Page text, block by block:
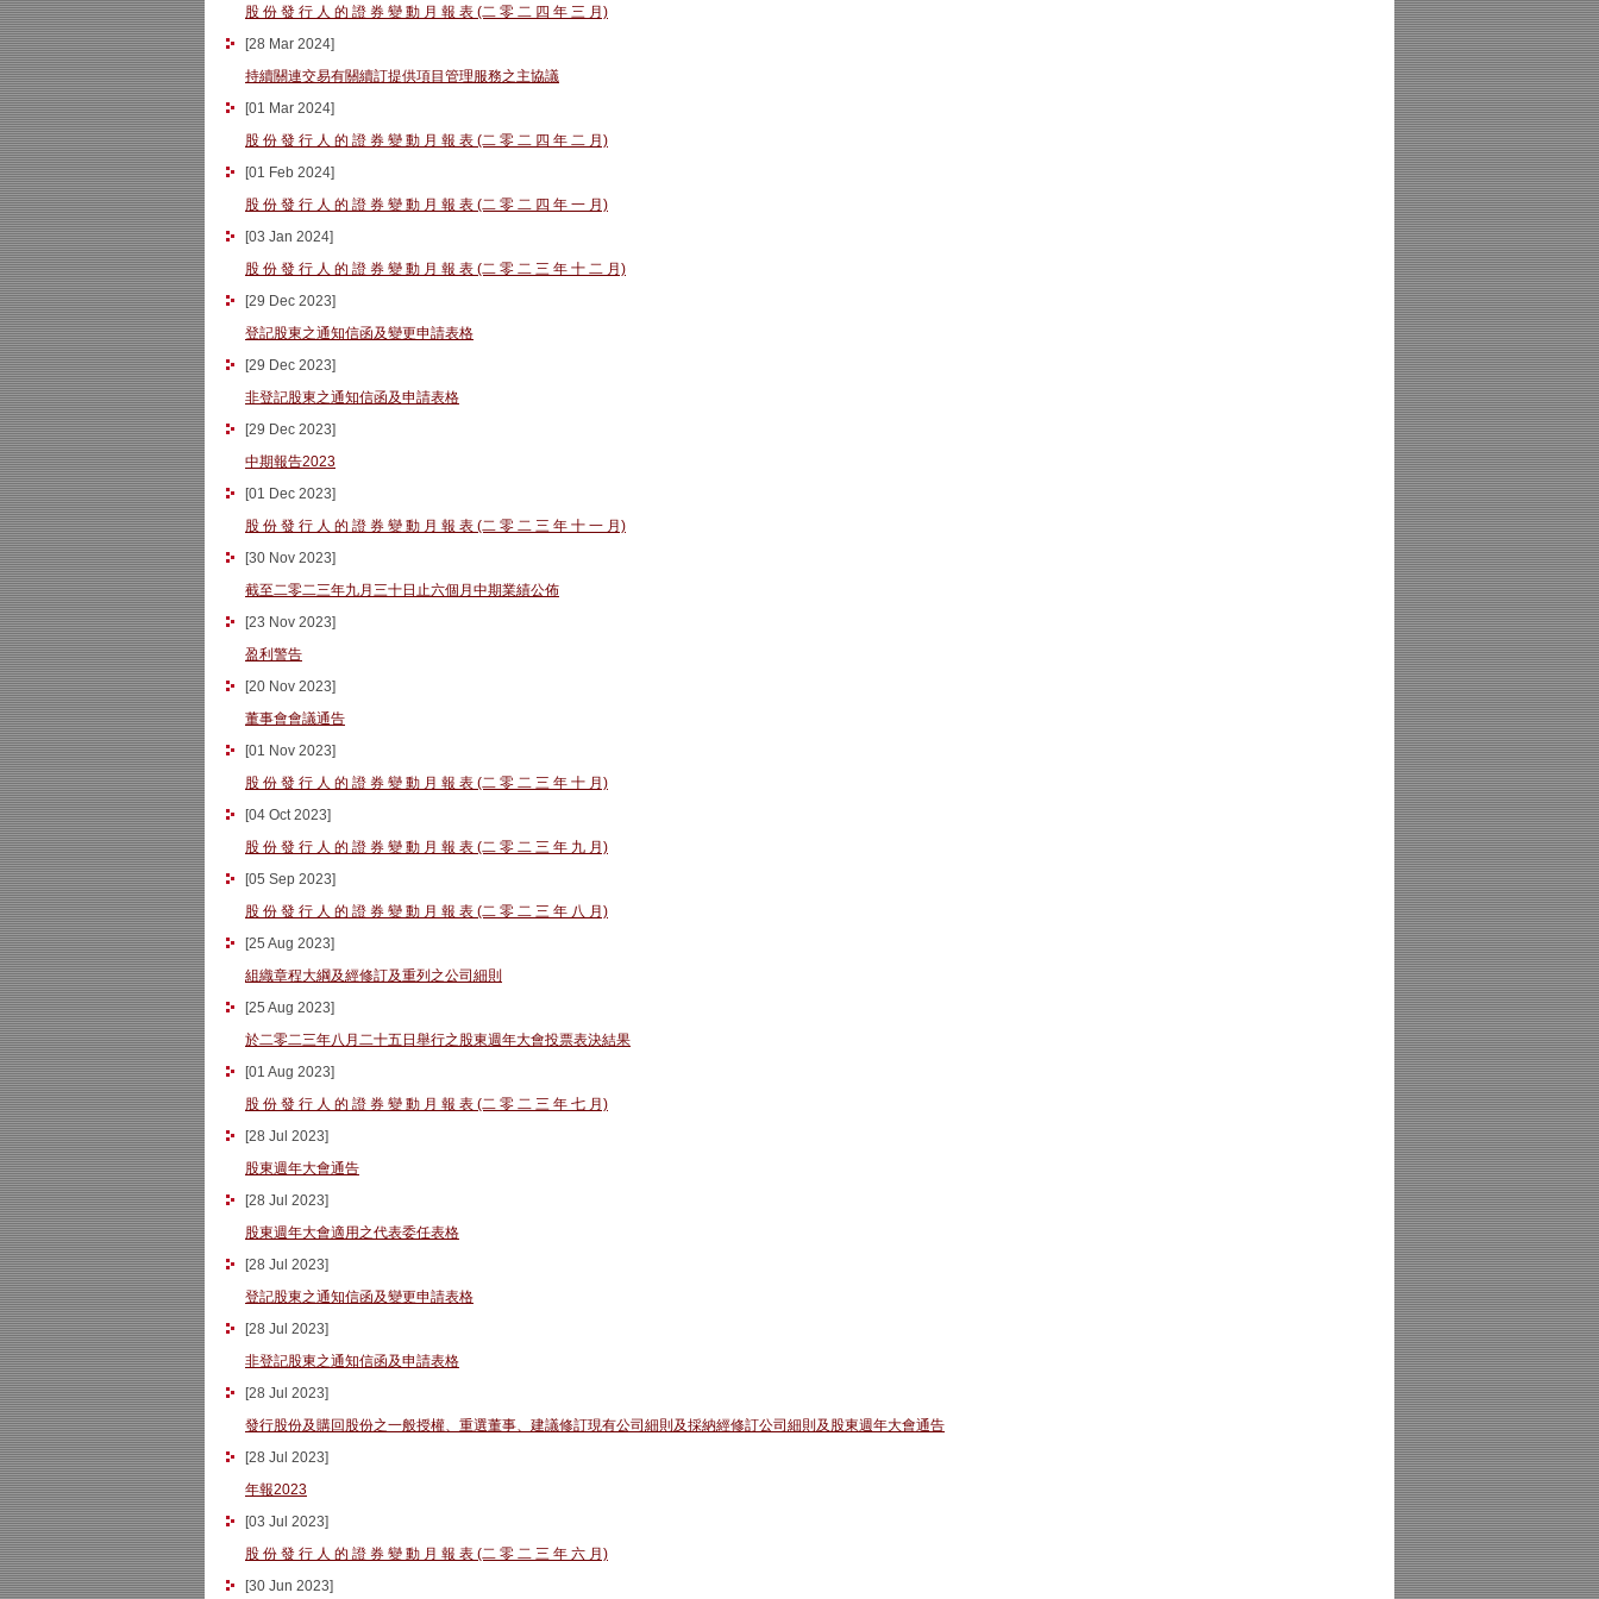
股 份 發 行 人 的 證 券 變 動 月 報 表 (二 零 二 四 年 三 月)
[28 Mar 2024]
持續關連交易有關續訂提供項目管理服務之主協議
[01 Mar 2024]
股 份 發 行 人 的 證 券 變 動 月 報 表 (二 零 二 四 年 二 月)
[01 Feb 2024]
股 份 發 行 人 的 證 券 變 動 月 報 表 (二 零 二 四 年 一 月)
[03 Jan 2024]
股 份 發 行 人 的 證 券 變 動 月 報 表 (二 零 二 三 年 十 二 月)
[29 Dec 2023]
登記股東之通知信函及變更申請表格
[29 Dec 2023]
非登記股東之通知信函及申請表格
[29 Dec 2023]
中期報告2023
[01 Dec 2023]
股 份 發 行 人 的 證 券 變 動 月 報 表 (二 零 二 三 年 十 一 月)
[30 Nov 2023]
截至二零二三年九月三十日止六個月中期業績公佈
[23 Nov 2023]
盈利警告
[20 Nov 2023]
董事會會議通告
[01 Nov 2023]
股 份 發 行 人 的 證 券 變 動 月 報 表 (二 零 二 三 年 十 月)
[04 Oct 2023]
股 份 發 行 人 的 證 券 變 動 月 報 表 (二 零 二 三 年 九 月)
[05 Sep 2023]
股 份 發 行 人 的 證 券 變 動 月 報 表 (二 零 二 三 年 八 月)
[25 Aug 2023]
組織章程大綱及經修訂及重列之公司細則
[25 Aug 2023]
於二零二三年八月二十五日舉行之股東週年大會投票表決結果
[01 Aug 2023]
股 份 發 行 人 的 證 券 變 動 月 報 表 (二 零 二 三 年 七 月)
[28 Jul 2023]
股東週年大會通告
[28 Jul 2023]
股東週年大會適用之代表委任表格
[28 Jul 2023]
登記股東之通知信函及變更申請表格
[28 Jul 2023]
非登記股東之通知信函及申請表格
[28 Jul 2023]
發行股份及購回股份之一般授權、重選董事、建議修訂現有公司細則及採納經修訂公司細則及股東週年大會通告
[28 Jul 2023]
年報2023
[03 Jul 2023]
股 份 發 行 人 的 證 券 變 動 月 報 表 (二 零 二 三 年 六 月)
[30 Jun 2023]